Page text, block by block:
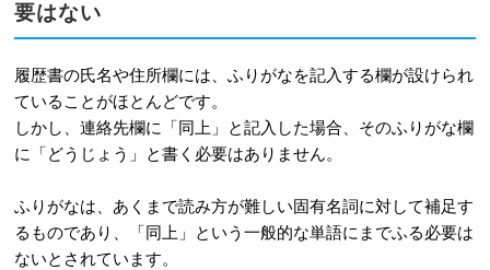
要はない
履歴書の氏名や住所欄には、ふりがなを記入する欄が設けられ
ていることがほとんどです。
しかし、連絡先欄に「同上」と記入した場合、そのふりがな欄
に「どうじょう」と書く必要はありません。
ふりがなは、あくまで読み方が難しい固有名詞に対して補足す
るものであり、「同上」という一般的な単語にまでふる必要は
ないとされています。